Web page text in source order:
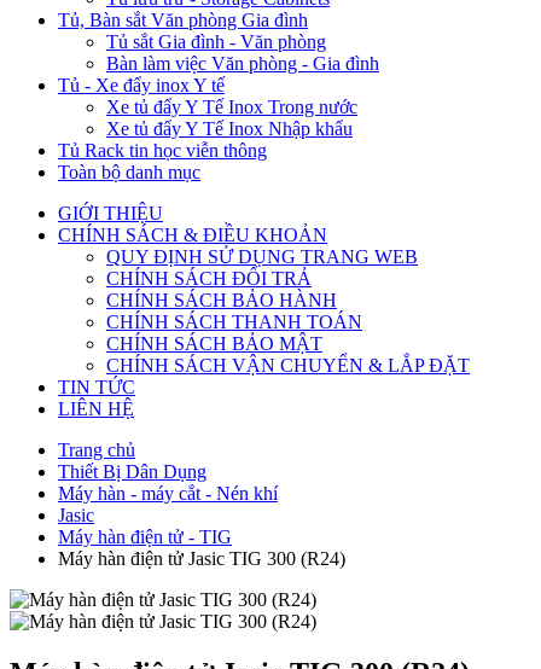
Tủ, Bàn sắt Văn phòng Gia đình
Tủ sắt Gia đình - Văn phòng
Bàn làm việc Văn phòng - Gia đình
Tủ - Xe đẩy inox Y tế
Xe tủ đẩy Y Tế Inox Trong nước
Xe tủ đẩy Y Tế Inox Nhập khẩu
Tủ Rack tin học viễn thông
Toàn bộ danh mục
GIỚI THIỆU
CHÍNH SÁCH & ĐIỀU KHOẢN
QUY ĐỊNH SỬ DỤNG TRANG WEB
CHÍNH SÁCH ĐỔI TRẢ
CHÍNH SÁCH BẢO HÀNH
CHÍNH SÁCH THANH TOÁN
CHÍNH SÁCH BẢO MẬT
CHÍNH SÁCH VẬN CHUYỂN & LẮP ĐẶT
TIN TỨC
LIÊN HỆ
Trang chủ
Thiết Bị Dân Dụng
Máy hàn - máy cắt - Nén khí
Jasic
Máy hàn điện tử - TIG
Máy hàn điện tử Jasic TIG 300 (R24)